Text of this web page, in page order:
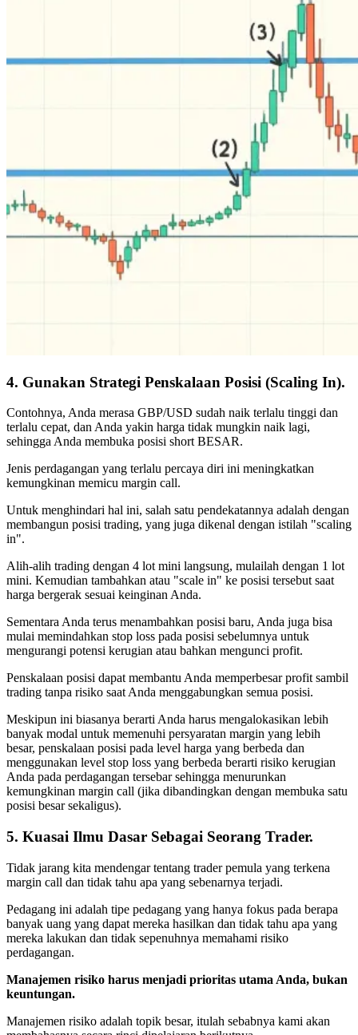
4. Gunakan Strategi Penskalaan Posisi (Scaling In).
Contohnya, Anda merasa GBP/USD sudah naik terlalu tinggi dan
terlalu cepat, dan Anda yakin harga tidak mungkin naik lagi,
sehingga Anda membuka posisi short BESAR.
Jenis perdagangan yang terlalu percaya diri ini meningkatkan
kemungkinan memicu margin call.
Untuk menghindari hal ini, salah satu pendekatannya adalah dengan
membangun posisi trading, yang juga dikenal dengan istilah "scaling
in".
Alih-alih trading dengan 4 lot mini langsung, mulailah dengan 1 lot
mini. Kemudian tambahkan atau "scale in" ke posisi tersebut saat
harga bergerak sesuai keinginan Anda.
Sementara Anda terus menambahkan posisi baru, Anda juga bisa
mulai memindahkan stop loss pada posisi sebelumnya untuk
mengurangi potensi kerugian atau bahkan mengunci profit.
Penskalaan posisi dapat membantu Anda memperbesar profit sambil
trading tanpa risiko saat Anda menggabungkan semua posisi.
Meskipun ini biasanya berarti Anda harus mengalokasikan lebih
banyak modal untuk memenuhi persyaratan margin yang lebih
besar, penskalaan posisi pada level harga yang berbeda dan
menggunakan level stop loss yang berbeda berarti risiko kerugian
Anda pada perdagangan tersebar sehingga menurunkan
kemungkinan margin call (jika dibandingkan dengan membuka satu
posisi besar sekaligus).
5. Kuasai Ilmu Dasar Sebagai Seorang Trader.
Tidak jarang kita mendengar tentang trader pemula yang terkena
margin call dan tidak tahu apa yang sebenarnya terjadi.
Pedagang ini adalah tipe pedagang yang hanya fokus pada berapa
banyak uang yang dapat mereka hasilkan dan tidak tahu apa yang
mereka lakukan dan tidak sepenuhnya memahami risiko
perdagangan.
Manajemen risiko harus menjadi prioritas utama Anda, bukan
keuntungan.
Manajemen risiko adalah topik besar, itulah sebabnya kami akan